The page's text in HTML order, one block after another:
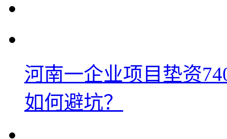
河南一企业项目垫资
如何避坑？